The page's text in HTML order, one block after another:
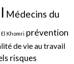
Médecins du
Khomri prévention
de vie au travail
risques